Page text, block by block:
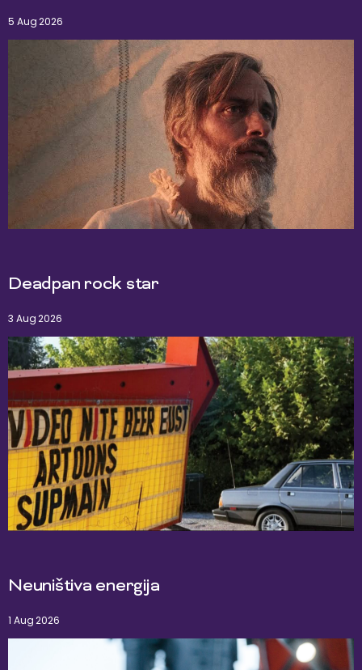
5 Aug 2026
Deadpan rock star
3 Aug 2026
Neuništiva energija
1 Aug 2026